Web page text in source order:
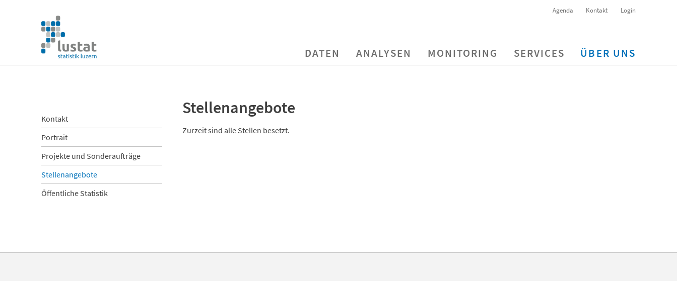
überspringen
Agenda Kontakt Login
Navigation
überspringen
DATEN ANALYSEN MONITORING SERVICES ÜBER UNS
Stellenangebote
Zurzeit sind alle Stellen besetzt.
Navigation
überspringen
Kontakt
Portrait
Projekte und Sonderaufträge
Stellenangebote
Öffentliche Statistik